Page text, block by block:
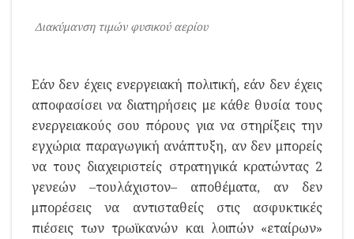
Διακύμανση τιμών φυσικού αερίου
Εάν δεν έχεις ενεργειακή πολιτική, εάν δεν έχεις
αποφασίσει να διατηρήσεις με κάθε θυσία τους
ενεργειακούς σου πόρους για να στηρίξεις την
εγχώρια παραγωγική ανάπτυξη, αν δεν μπορείς
να τους διαχειριστείς στρατηγικά κρατώντας 2
γενεών –τουλάχιστον– αποθέματα, αν δεν
μπορέσεις να αντισταθείς στις ασφυκτικές
πιέσεις των τρωϊκανών και λοιπών «εταίρων»